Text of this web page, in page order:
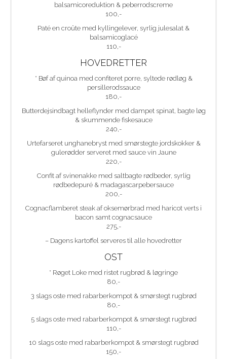
balsamicoreduktion & peberrodscreme
100,-
Paté en croûte med kyllingelever, syrlig julesalat &
balsamicoglacé
110,-
HOVEDRETTER
* Bøf af quinoa med confiteret porre, syltede rødløg &
persillerodssauce
180,-
Butterdejsindbagt helleflynder med dampet spinat, bagte løg
& skummende fiskesauce
240,-
Urtefarseret unghanebryst med smørstegte jordskokker &
gulerødder serveret med sauce vin Jaune
220,-
Confit af svinenakke med saltbagte rødbeder, syrlig
rødbedepuré & madagascarpebersauce
200,-
Cognacflamberet steak af oksemørbrad med haricot verts i
bacon samt cognacsauce
275,-
– Dagens kartoffel serveres til alle hovedretter
OST
* Røget Loke med ristet rugbrød & løgringe
80,-
3 slags oste med rabarberkompot & smørstegt rugbrød
80,-
5 slags oste med rabarberkompot & smørstegt rugbrød
110,-
10 slags oste med rabarberkompot & smørstegt rugbrød
150,-